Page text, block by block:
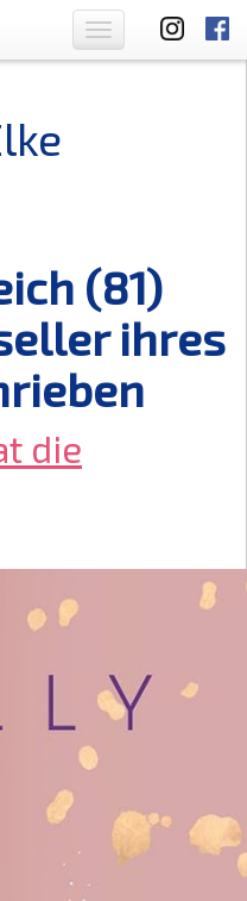
Toggle
navigation
(81)
ihres
die